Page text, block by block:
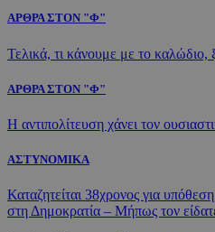
ΑΡΘΡΑ ΣΤΟΝ "Φ"
Τελικά, τι κάνουμε με το καλώδιο,
ΑΡΘΡΑ ΣΤΟΝ "Φ"
Η αντιπολίτευση χάνει τον
ΑΣΤΥΝΟΜΙΚΑ
Καταζητείται 38χρονος για
στη Δημοκρατία – Μήπως τον